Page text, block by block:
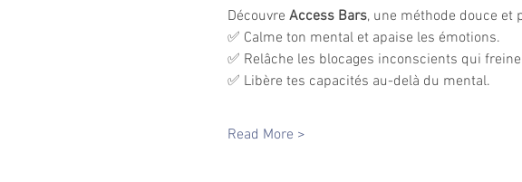
Découvre Access Bars, une méthode douce et
✅ Calme ton mental et apaise les émotions.
✅ Relâche les blocages inconscients qui
✅ Libère tes capacités au-delà du mental.
Read More >